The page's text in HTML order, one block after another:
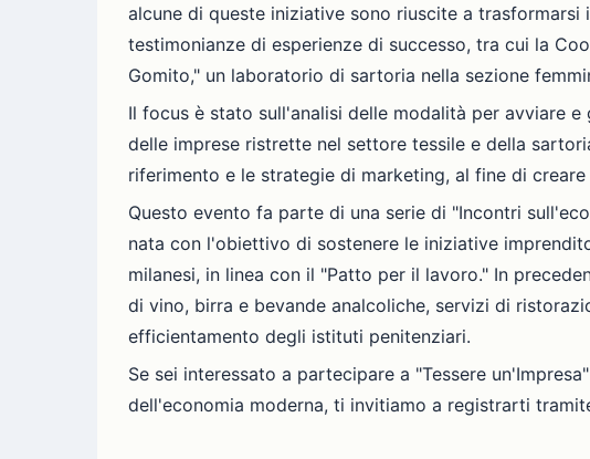
alcune di queste iniziative sono riuscite a
testimonianze di esperienze di successo, tra cui la
Gomito," un laboratorio di sartoria nella sezione
Il focus è stato sull'analisi delle modalità per avviare
delle imprese ristrette nel settore tessile e della
riferimento e le strategie di marketing, al fine di
Questo evento fa parte di una serie di "Incontri
nata con l'obiettivo di sostenere le iniziative
milanesi, in linea con il "Patto per il lavoro." In
di vino, birra e bevande analcoliche, servizi di
efficientamento degli istituti penitenziari.
Se sei interessato a partecipare a "Tessere
dell'economia moderna, ti invitiamo a registrarti